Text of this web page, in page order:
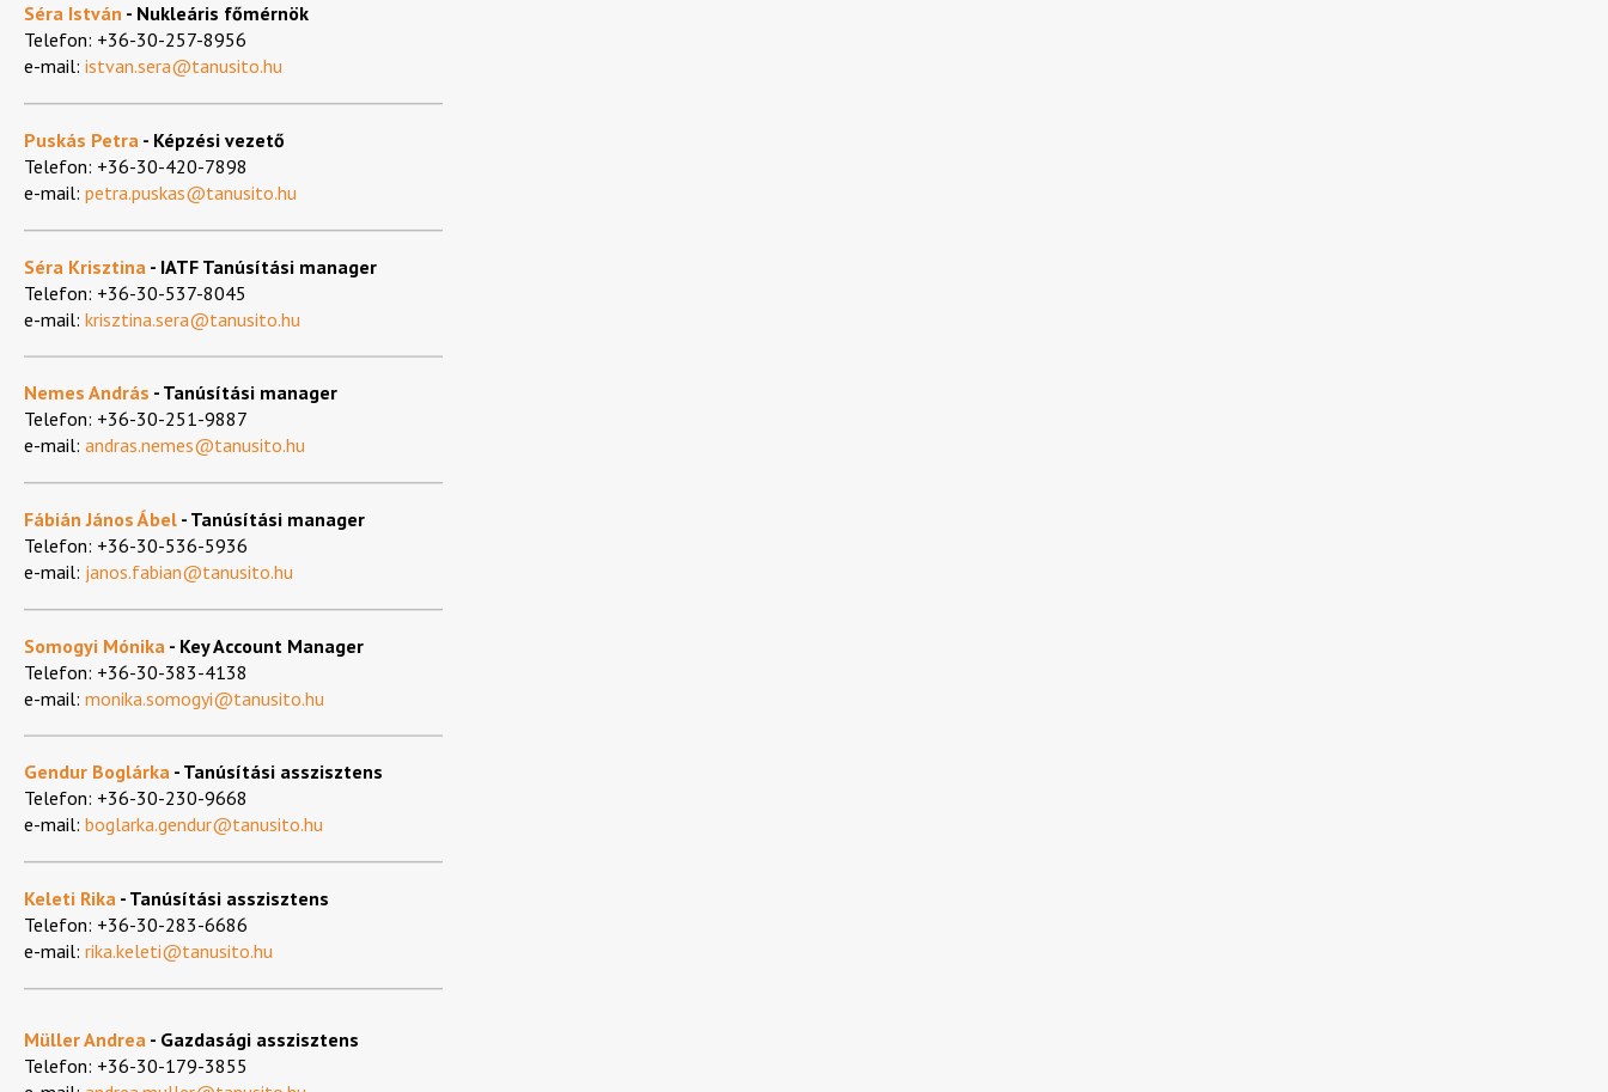
Séra István - Nukleáris főmérnök
Telefon: +36-30-257-8956
e-mail: istvan.sera@tanusito.hu
Puskás Petra - Képzési vezető
Telefon: +36-30-420-7898
e-mail: petra.puskas@tanusito.hu
Séra Krisztina - IATF Tanúsítási manager
Telefon: +36-30-537-8045
e-mail: krisztina.sera@tanusito.hu
Nemes András - Tanúsítási manager
Telefon: +36-30-251-9887
e-mail: andras.nemes@tanusito.hu
Fábián János Ábel - Tanúsítási manager
Telefon: +36-30-536-5936
e-mail: janos.fabian@tanusito.hu
Somogyi Mónika - Key Account Manager
Telefon: +36-30-383-4138
e-mail: monika.somogyi@tanusito.hu
Gendur Boglárka - Tanúsítási asszisztens
Telefon: +36-30-230-9668
e-mail: boglarka.gendur@tanusito.hu
Keleti Rika - Tanúsítási asszisztens
Telefon: +36-30-283-6686
e-mail: rika.keleti@tanusito.hu
Müller Andrea - Gazdasági asszisztens
Telefon: +36-30-179-3855